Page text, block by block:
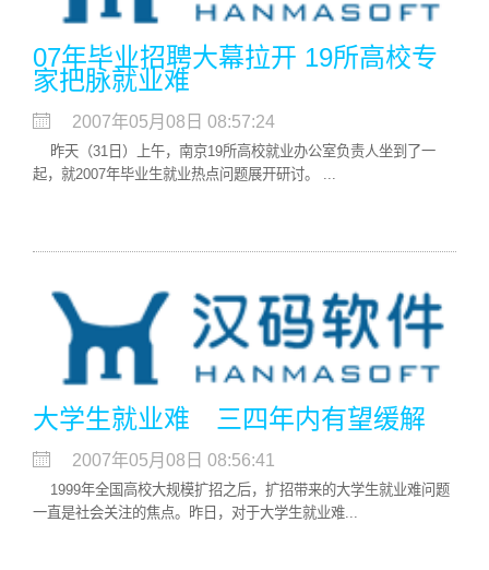
07年毕业招聘大幕拉开 19所高校专
家把脉就业难
2007年05月08日 08:57:24
昨天（31日）上午，南京19所高校就业办公室负责人坐到了一
起，就2007年毕业生就业热点问题展开研讨。 ...
大学生就业难 三四年内有望缓解
2007年05月08日 08:56:41
1999年全国高校大规模扩招之后，扩招带来的大学生就业难问题
一直是社会关注的焦点。昨日，对于大学生就业难...